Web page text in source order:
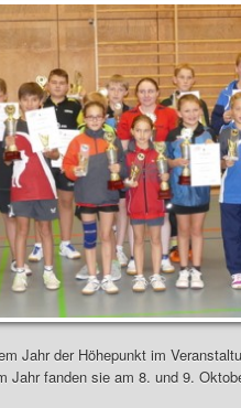
Jahr der Höhepunkt im
Jahr fanden sie am 8. und 9.